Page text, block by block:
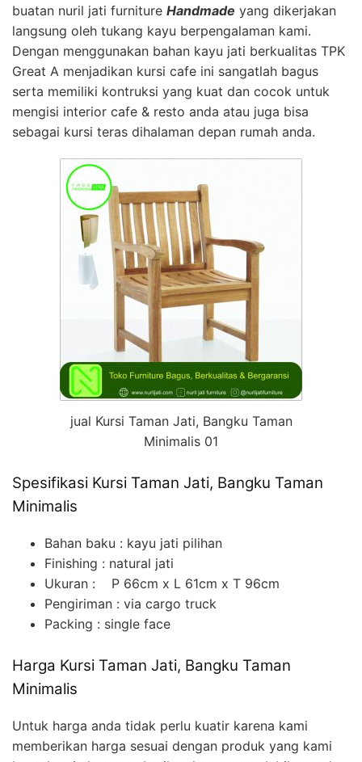
buatan nuril jati furniture Handmade yang dikerjakan
langsung oleh tukang kayu berpengalaman kami.
Dengan menggunakan bahan kayu jati berkualitas TPK
Great A menjadikan kursi cafe ini sangatlah bagus
serta memiliki kontruksi yang kuat dan cocok untuk
mengisi interior cafe & resto anda atau juga bisa
sebagai kursi teras dihalaman depan rumah anda.
jual Kursi Taman Jati, Bangku Taman
Minimalis 01
Spesifikasi Kursi Taman Jati, Bangku Taman
Minimalis
Bahan baku : kayu jati pilihan
Finishing : natural jati
Ukuran : P 66cm x L 61cm x T 96cm
Pengiriman : via cargo truck
Packing : single face
Harga Kursi Taman Jati, Bangku Taman
Minimalis
Untuk harga anda tidak perlu kuatir karena kami
memberikan harga sesuai dengan produk yang kami